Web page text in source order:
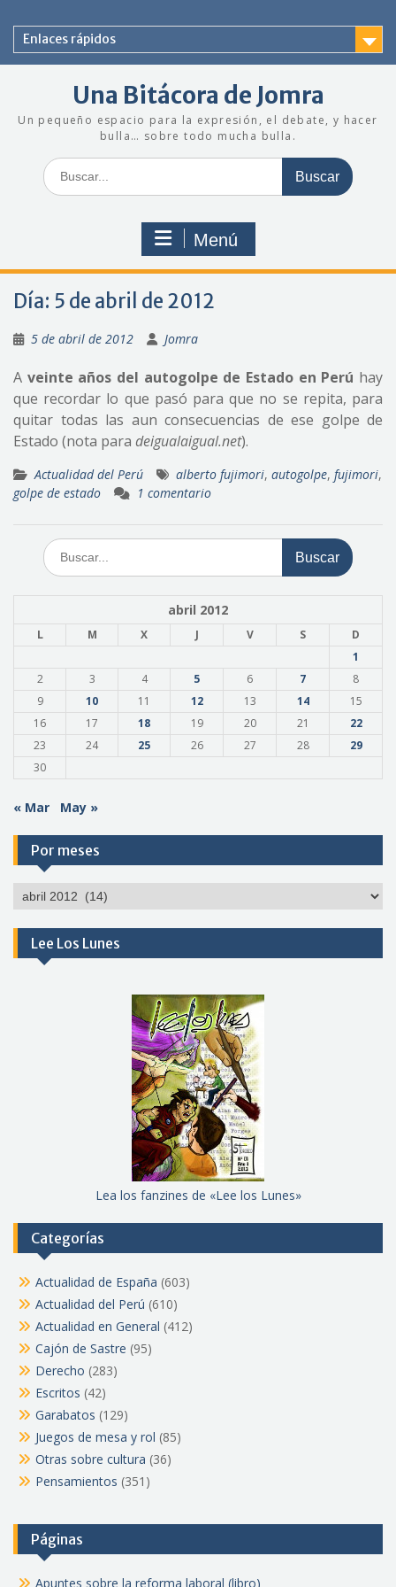
contenido
Enlaces rápidos
Una Bitácora de Jomra
Un pequeño espacio para la expresión, el debate, y hacer
bulla… sobre todo mucha bulla.
Buscar:
Menú
Día: 5 de abril de 2012
5 de abril de 2012 Jomra
A veinte años del autogolpe de Estado en Perú hay
que recordar lo que pasó para que no se repita, para
quitar todas las aun consecuencias de ese golpe de
Estado (nota para deigualaigual.net).
Actualidad del Perú alberto fujimori, autogolpe, fujimori,
golpe de estado
1 comentario
Buscar:
abril 2012
L M X J V S
D
1
2
3 4 5 6 7
8
9
10 11 12 13 14
15
16
17 18 19 20 21
22
23
24 25 26 27 28
29
30
« Mar May »
Por meses
Por
Lee Los Lunes
Lea los fanzines de «Lee los Lunes»
Categorías
Actualidad de España (603)
Actualidad del Perú (610)
Actualidad en General (412)
Cajón de Sastre (95)
Derecho (283)
Escritos (42)
Garabatos (129)
Juegos de mesa y rol (85)
Otras sobre cultura (36)
Pensamientos (351)
Páginas
Apuntes sobre la reforma laboral (libro)